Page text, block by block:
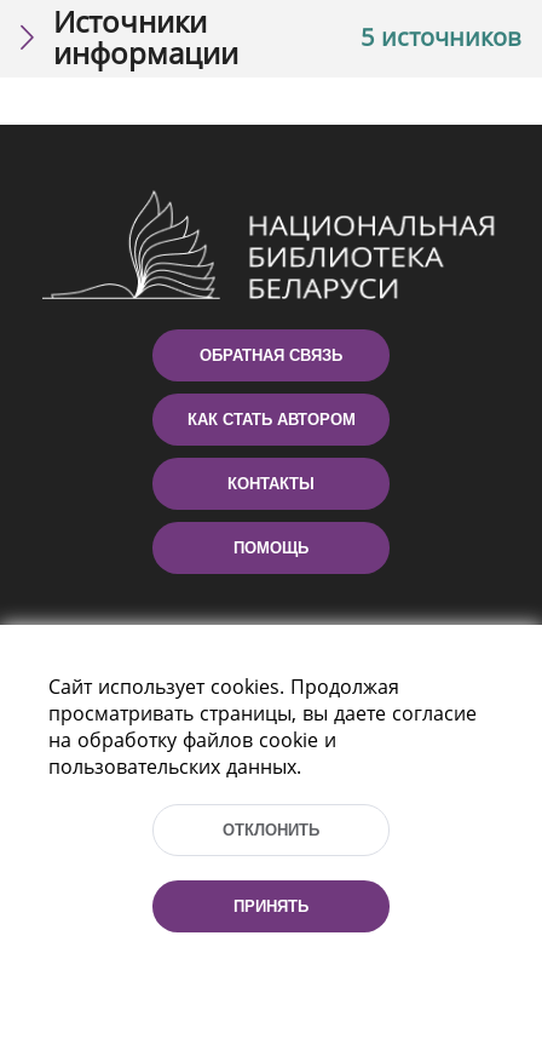
5 источников
Источники
информации
ОБРАТНАЯ СВЯЗЬ
КАК СТАТЬ АВТОРОМ
КОНТАКТЫ
ПОМОЩЬ
Пр-т Независимости 116
г. Минск, Республика Беларусь, 220114
Тел.: (+375 17) 368 37 37, Факс: (+375 17)
Эл. почта: inbox@nlb.by
Сайт использует cookies. Продолжая
просматривать страницы, вы даете согласие
на обработку файлов cookie и
пользовательских данных.
ОТКЛОНИТЬ
ПРИНЯТЬ